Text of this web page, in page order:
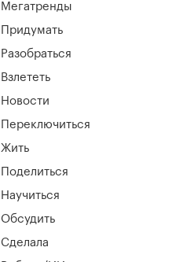
Мегатренды
Придумать
Разобраться
Взлететь
Новости
Переключиться
Жить
Поделиться
Научиться
Обсудить
Сделала